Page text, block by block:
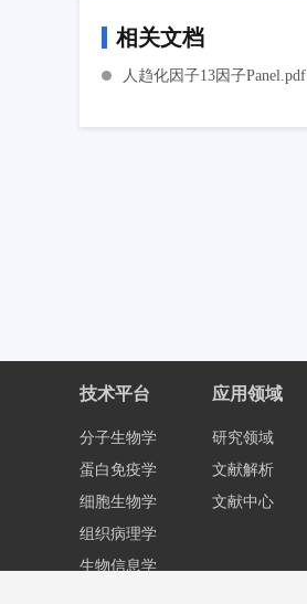
相关文档
人趋化因子13因子Panel.pdf
技术平台
分子生物学
蛋白免疫学
细胞生物学
组织病理学
生物信息学
应用领域
研究领域
文献解析
文献中心